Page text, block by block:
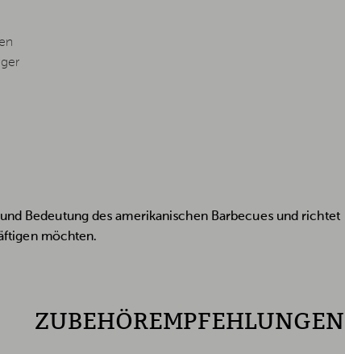
Bedeutung des amerikanischen Barbecues und richtet
möchten.
ZUBEHÖREMPFEHLUNGEN